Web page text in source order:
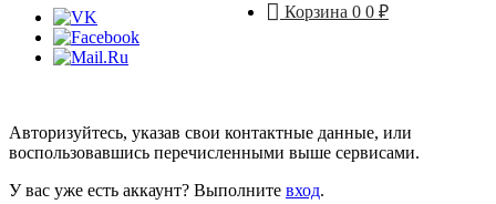
Корзина 0 0 ₽
Авторизуйтесь, указав свои контактные данные, или
воспользовавшись перечисленными выше сервисами.
У вас уже есть аккаунт? Выполните вход.